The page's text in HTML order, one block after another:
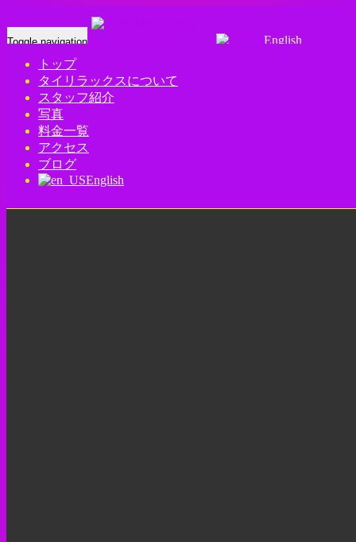
English
Toggle navigation
トップ
タイリラックスについて
スタッフ紹介
写真
料金一覧
アクセス
ブログ
English
sora 上野 御徒町 タイ古式マッサージ |
タイリラックス
Home --sor…